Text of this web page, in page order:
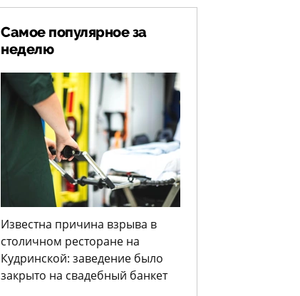
Самое популярное за
неделю
Известна причина взрыва в
столичном ресторане на
Кудринской: заведение было
закрыто на свадебный банкет